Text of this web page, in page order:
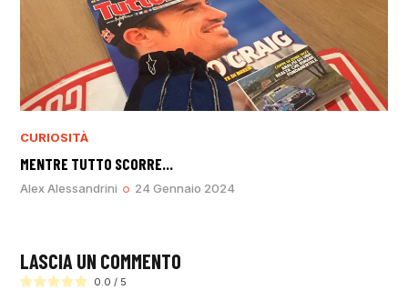
CURIOSITÀ
MENTRE TUTTO SCORRE…
Alex Alessandrini 24 Gennaio 2024
LASCIA UN COMMENTO
0.0 / 5